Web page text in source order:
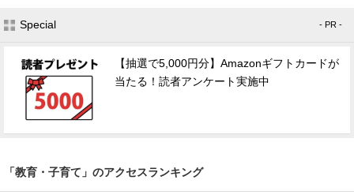
Special - PR -
【抽選で5,000円分】Amazonギフトカードが
当たる！読者アンケート実施中
「教育・子育て」のアクセスランキング